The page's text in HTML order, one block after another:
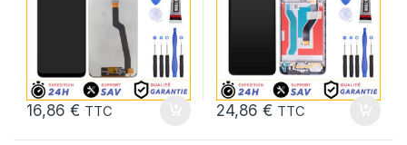
16,86€ TTC 24,86€ TTC